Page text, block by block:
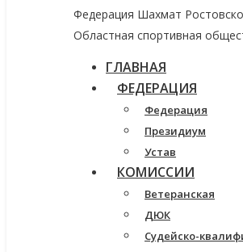
Федерация Шахмат
Областная спортивная
ГЛАВНАЯ
ФЕДЕРАЦИЯ
Федерация
Президиум
Устав
КОМИССИИ
Ветеранская
ДЮК
Судейско-